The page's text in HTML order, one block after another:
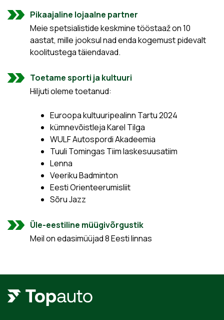
Pikaajaline lojaalne partner
Meie spetsialistide keskmine tööstaaž on 10
aastat, mille jooksul nad enda kogemust pidevalt
koolitustega täiendavad.
Toetame sporti ja kultuuri
Hiljuti oleme toetanud:
Euroopa kultuuripealinn Tartu 2024
kümnevõistleja Karel Tilga
WULF Autospordi Akadeemia
Tuuli Tomingas Tiim laskesuusatiim
Lenna
Veeriku Badminton
Eesti Orienteerumisliit
Sõru Jazz
Üle-eestiline müügivõrgustik
Meil on edasimüüjad 8 Eesti linnas